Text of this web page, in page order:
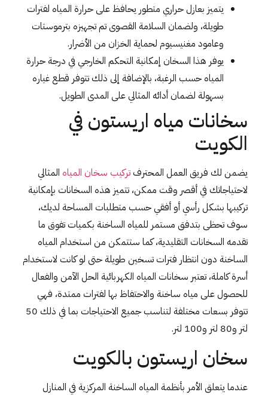
يتميز بعازل حراري متطور يحافظ على حرارة المياه لفترات
طويلة، ولضمان السلامة القصوى تم تجهيزه بترموستات
وعامود مغنيسيوم لحماية الخزان من الأضرار.
يوفر هذا السخان إمكانية التحكم الخارجي في درجة حرارة
المياه حسب الرغبة، بالإضافة إلى ذلك تتوفر قطع غياره
بسهولة لضمان أدائه المثالي على المدى الطويل.
سخانات مياه اريستون في
الكويت
يضمن لك فريق العمل المحترفتركيب سخان المياهالمثالي
لاحتياجاتك في أقصر وقت ممكن، تتميز هذه السخانات بإمكانية
تركيبها بشكل رأسي أو أفقي حسب متطلبات المساحة لديك،
سوف تحظى بتدفق مستمر للمياه الساخنة بكميات تفوق ما
تقدمه السخانات التقليدية، كما ستتمكن من استخدام المياه
الساخنة دون انتظار فترات تسخين طويلة حتى لو كانت لاستخدام
أسرة كاملة، تعتبر سخانات المياه الكهربائية الحل الآمن والفعال
للحصول على مياه ساخنة والاحتفاظ بها لفترات ممتدة، فهي
تتوفر بسعات مختلفة لتناسب جميع الاحتياجات بما في ذلك 50
لتر و80 لتر و100 لتر.
سخان اريستون بالكويت
عندما يتعلق الأمر بأنظمة المياه الساخنة المركزية في المنازل